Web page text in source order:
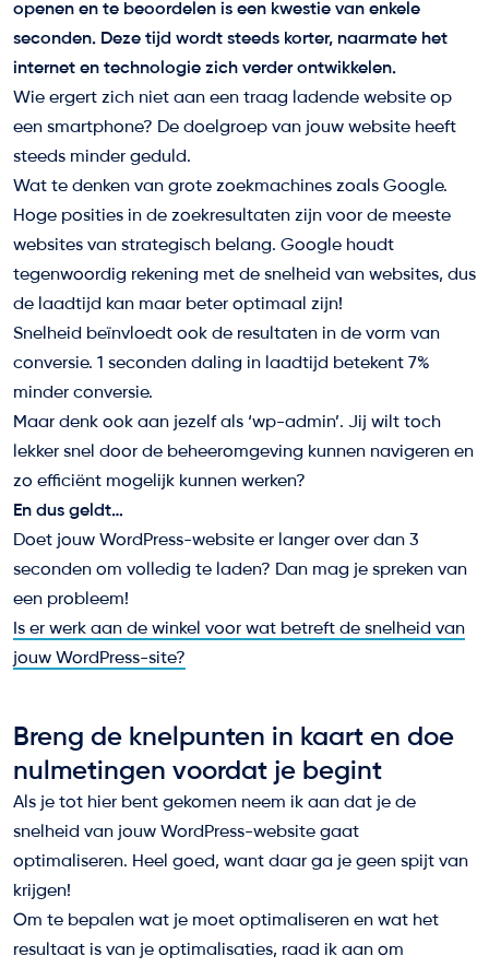
openen en te beoordelen is een kwestie van enkele
seconden. Deze tijd wordt steeds korter, naarmate het
internet en technologie zich verder ontwikkelen.
Wie ergert zich niet aan een traag ladende website op
een smartphone? De doelgroep van jouw website heeft
steeds minder geduld.
Wat te denken van grote zoekmachines zoals Google.
Hoge posities in de zoekresultaten zijn voor de meeste
websites van strategisch belang. Google houdt
tegenwoordig rekening met de snelheid van websites, dus
de laadtijd kan maar beter optimaal zijn!
Snelheid beïnvloedt ook de resultaten in de vorm van
conversie. 1 seconden daling in laadtijd betekent 7%
minder conversie.
Maar denk ook aan jezelf als ‘wp-admin’. Jij wilt toch
lekker snel door de beheeromgeving kunnen navigeren en
zo efficiënt mogelijk kunnen werken?
En dus geldt…
Doet jouw WordPress-website er langer over dan 3
seconden om volledig te laden? Dan mag je spreken van
een probleem!
Is er werk aan de winkel voor wat betreft de snelheid van
jouw WordPress-site?
Breng de knelpunten in kaart en doe
nulmetingen voordat je begint
Als je tot hier bent gekomen neem ik aan dat je de
snelheid van jouw WordPress-website gaat
optimaliseren. Heel goed, want daar ga je geen spijt van
krijgen!
Om te bepalen wat je moet optimaliseren en wat het
resultaat is van je optimalisaties, raad ik aan om